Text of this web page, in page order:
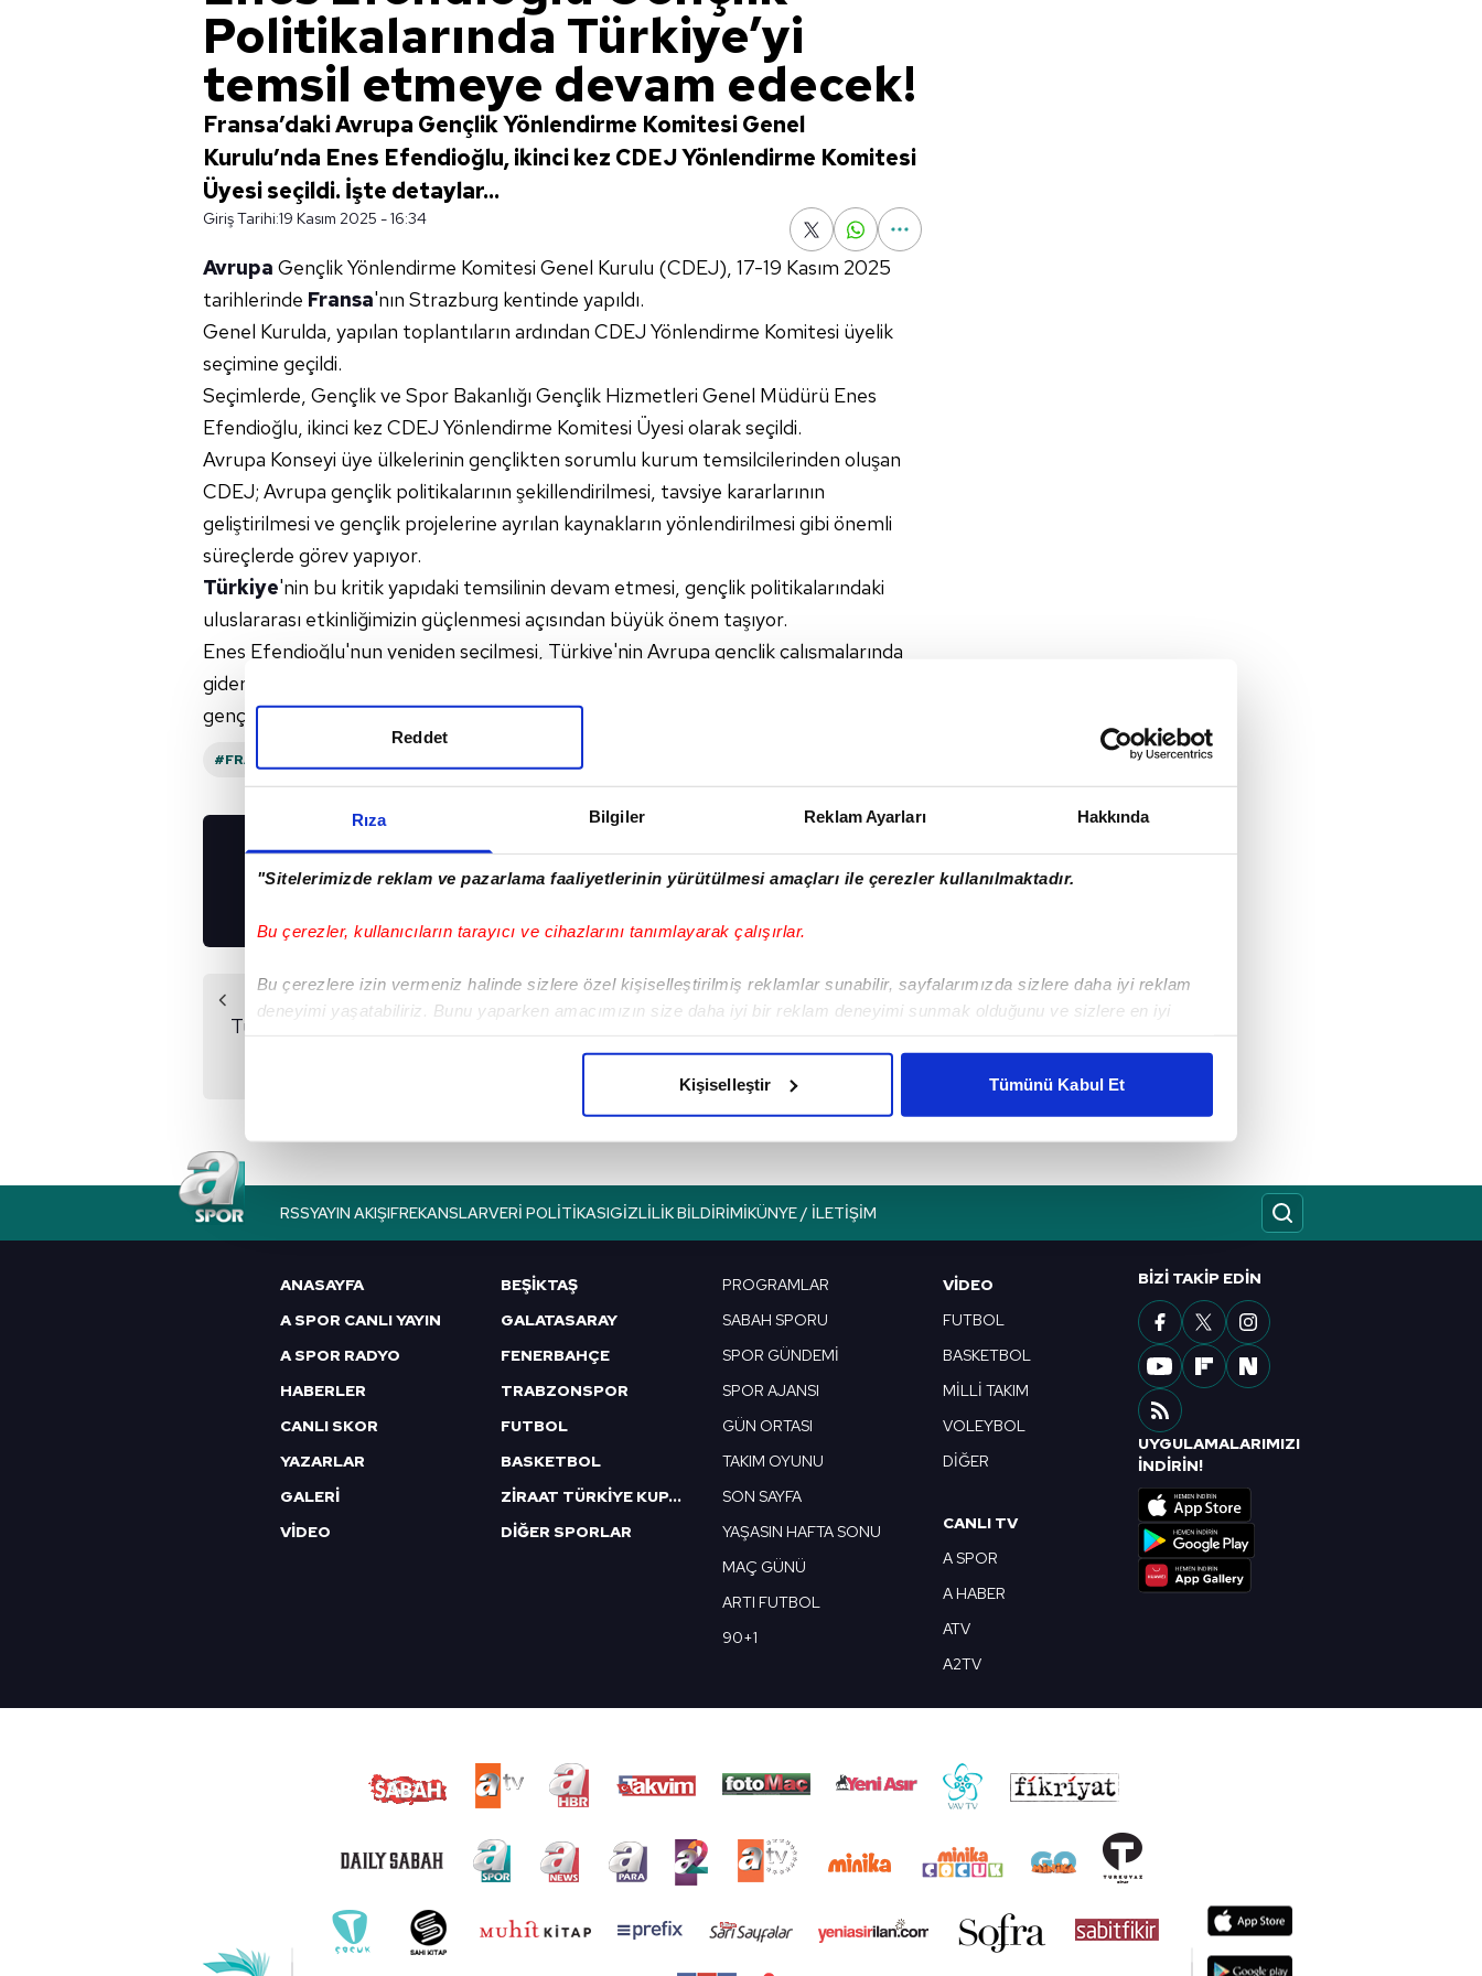
Rıza Bilgiler Reklam Ayarları Hakkında
"Sitelerimizde reklam ve pazarlama faaliyetlerinin yürütülmesi amaçları ile çerezler kullanılmaktadır.
Bu çerezler, kullanıcıların tarayıcı ve cihazlarını tanımlayarak çalışırlar.
Bu çerezlere izin vermeniz halinde sizlere özel kişiselleştirilmiş reklamlar sunabilir, sayfalarımızda sizlere daha iyi reklam
deneyimi yaşatabiliriz. Bunu yaparken amacımızın size daha iyi bir reklam deneyimi sunmak olduğunu ve sizlere en iyi
Her halükârda, kullanıcılar, bu çerezlere izin vermedikleri takdirde, kullanıcılara hedefli reklamlar gösterilmeyecektir."
amacıyla kullanılmaktadır. Diğer çerezler, sitemizin daha işlevsel kılınması ve kişiselleştirilmesi ve sizlere yönelik
Çerezlere ilişkin tercihlerinizi aşağıda yer alan panel vasıtasıyla belirleyebilirsiniz. Çerezlere ilişkin detaylı bilgi için Ayarlar
butonuna tıklayabilir,Çerez Bilgilendirme Metnimizi ziyaret edebilirsiniz.
6698 sayılı Kişisel Verilerin Korunması Kanunu uyarınca hazırlanmış Aydınlatma Metnimizi okumak ve sitemizde ilgili
Reddet
Kişiselleştir Tümünü Kabul Et
Politikalarında Türkiye’yi
temsil etmeye devam edecek!
Fransa’daki Avrupa Gençlik Yönlendirme Komitesi Genel
Kurulu’nda Enes Efendioğlu, ikinci kez CDEJ Yönlendirme Komitesi
Üyesi seçildi. İşte detaylar...
Giriş Tarihi:19 Kasım 2025 - 16:34
Avrupa Gençlik Yönlendirme Komitesi Genel Kurulu (CDEJ), 17-19 Kasım 2025
tarihlerinde Fransa'nın Strazburg kentinde yapıldı.
Genel Kurulda, yapılan toplantıların ardından CDEJ Yönlendirme Komitesi üyelik
seçimine geçildi.
Seçimlerde, Gençlik ve Spor Bakanlığı Gençlik Hizmetleri Genel Müdürü Enes
Efendioğlu, ikinci kez CDEJ Yönlendirme Komitesi Üyesi olarak seçildi.
Avrupa Konseyi üye ülkelerinin gençlikten sorumlu kurum temsilcilerinden oluşan
CDEJ; Avrupa gençlik politikalarının şekillendirilmesi, tavsiye kararlarının
geliştirilmesi ve gençlik projelerine ayrılan kaynakların yönlendirilmesi gibi önemli
süreçlerde görev yapıyor.
Türkiye'nin bu kritik yapıdaki temsilinin devam etmesi, gençlik politikalarındaki
uluslararası etkinliğimizin güçlenmesi açısından büyük önem taşıyor.
Enes Efendioğlu'nun yeniden seçilmesi, Türkiye'nin Avrupa gençlik çalışmalarında
giderek artan söz sahibi rolünü pekiştirirken, önümüzdeki dönemde ülkemizin
gençlik alanında stratejik katkılarının da artarak sürmesi bekleniyor.
#FRANSA
UYGULAMALARIMIZI
İNDİRİN!
Önceki Haber
Türkiye 155 madalya
Sonraki Haber
Takımı Riyad’da
finalde!
RSSYAYIN AKIŞIFREKANSLARVERI POLITIKASIGIZLILIK BILDIRIMIKÜNYE / İLETIŞIM
ANASAYFA
A SPOR CANLI YAYIN
A SPOR RADYO
HABERLER
CANLI SKOR
YAZARLAR
GALERİ
VİDEO
BEŞİKTAŞ
GALATASARAY
FENERBAHÇE
TRABZONSPOR
FUTBOL
BASKETBOL
ZİRAAT TÜRKİYE KUPASI
DİĞER SPORLAR
PROGRAMLAR
SABAH SPORU
SPOR GÜNDEMİ
SPOR AJANSI
GÜN ORTASI
TAKIM OYUNU
SON SAYFA
YAŞASIN HAFTA SONU
MAÇ GÜNÜ
ARTI FUTBOL
90+1
VIDEO
FUTBOL
BASKETBOL
MİLLİ TAKIM
VOLEYBOL
DİĞER
CANLI TV
A SPOR
A HABER
ATV
A2TV
BIZI TAKIP EDIN
UYGULAMALARIMIZI
İNDİRİN!